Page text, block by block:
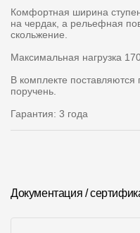
Отзывы
Челябинская область
Контакты
Комфортная ширина
на чердак, а рельефная
скольжение.
Максимальная нагрузка 170
В комплекте поставляются
поручень.
Гарантия: 3 года
Документация /